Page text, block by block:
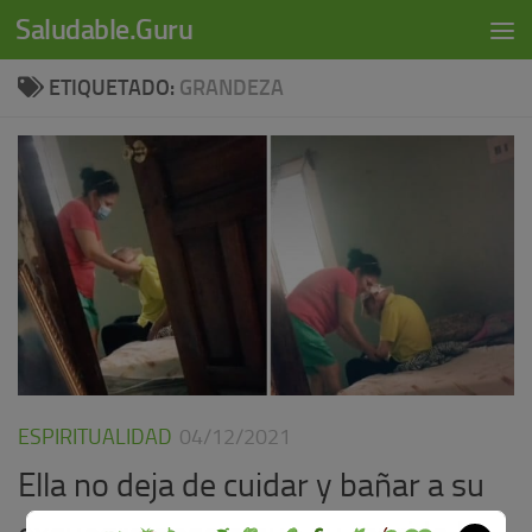
Skip to content
Saludable.Guru
ETIQUETADO: GRANDEZA
ESPIRITUALIDAD 04/12/2021
Ella no deja de cuidar y bañar a su